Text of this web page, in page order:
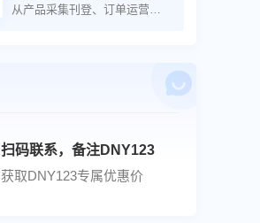
从产品采集刊登、订单运营、
扫码联系，备注DNY123
获取DNY123专属优惠价